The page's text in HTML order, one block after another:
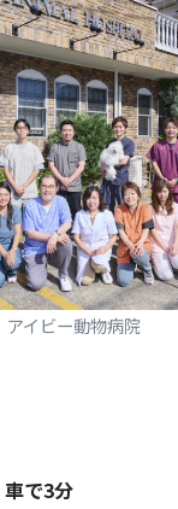
アイビー動物病院
で3分